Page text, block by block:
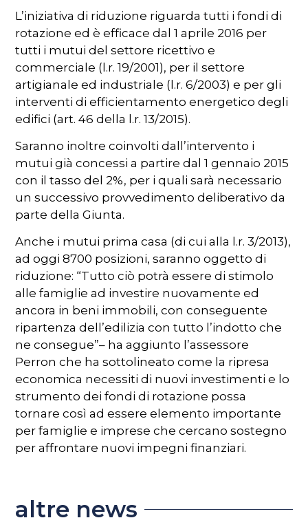
L’iniziativa di riduzione riguarda tutti i fondi di
rotazione ed è efficace dal 1 aprile 2016 per
tutti i mutui del settore ricettivo e
commerciale (l.r. 19/2001), per il settore
artigianale ed industriale (l.r. 6/2003) e per gli
interventi di efficientamento energetico degli
edifici (art. 46 della l.r. 13/2015).
Saranno inoltre coinvolti dall’intervento i
mutui già concessi a partire dal 1 gennaio 2015
con il tasso del 2%, per i quali sarà necessario
un successivo provvedimento deliberativo da
parte della Giunta.
Anche i mutui prima casa (di cui alla l.r. 3/2013),
ad oggi 8700 posizioni, saranno oggetto di
riduzione: “Tutto ciò potrà essere di stimolo
alle famiglie ad investire nuovamente ed
ancora in beni immobili, con conseguente
ripartenza dell’edilizia con tutto l’indotto che
ne consegue”– ha aggiunto l’assessore
Perron che ha sottolineato come la ripresa
economica necessiti di nuovi investimenti e lo
strumento dei fondi di rotazione possa
tornare così ad essere elemento importante
per famiglie e imprese che cercano sostegno
per affrontare nuovi impegni finanziari.
altre news